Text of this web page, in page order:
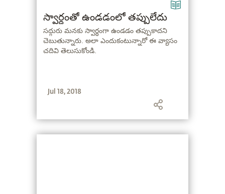
స్వార్ధంతో ఉండడంలో తప్పులేదు
సద్గురు మనకు స్వార్ధంగా ఉండడం తప్పుకాదని
చెబుతున్నారు. అలా ఎందుకంటున్నారో ఈ వ్యాసం
చదివి తెలుసుకోండి.
Jul 18, 2018